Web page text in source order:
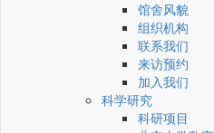
馆舍风貌
组织机构
联系我们
来访预约
加入我们
科学研究
科研项目